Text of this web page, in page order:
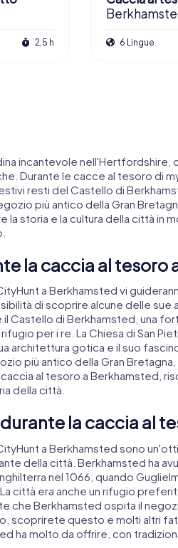
2,5 h 6 Lingue
incantevole nell'Hertfordshire,
Durante le cacce al tesoro di
resti del Castello di
più antico della Gran
la storia e la cultura della città in
la caccia al tesoro
a Berkhamsted vi
di scoprire alcune delle sue
Castello di Berkhamsted, una
per i re. La Chiesa di San
architettura gotica e il suo
più antico della Gran
al tesoro a Berkhamsted,
della città.
la caccia al
a Berkhamsted sono
della città. Berkhamsted ha
nel 1066, quando
città era anche un rifugio
che Berkhamsted ospita il
scoprirete questo e molti altri
ha molto da offrire, con